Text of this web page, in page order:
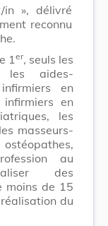
in », délivré
reconnu
1 er, seuls les
les aides-
en
en
les
masseurs-
au
des
moins de 15
du